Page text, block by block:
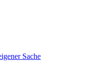
Sache